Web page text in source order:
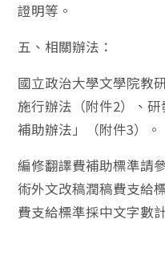
證明等。
五、相關辦法：
國立政治大學文學院教
施行辦法（附件2）、
補助辦法」（附件3）。
編修翻譯費補助標準請
術外文改稿潤稿費支給
費支給標準採中文字數